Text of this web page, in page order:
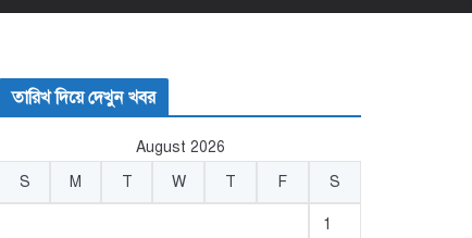
তারিখ দিয়ে দেখুন খবর
August 2026
S
M T W T F S
1